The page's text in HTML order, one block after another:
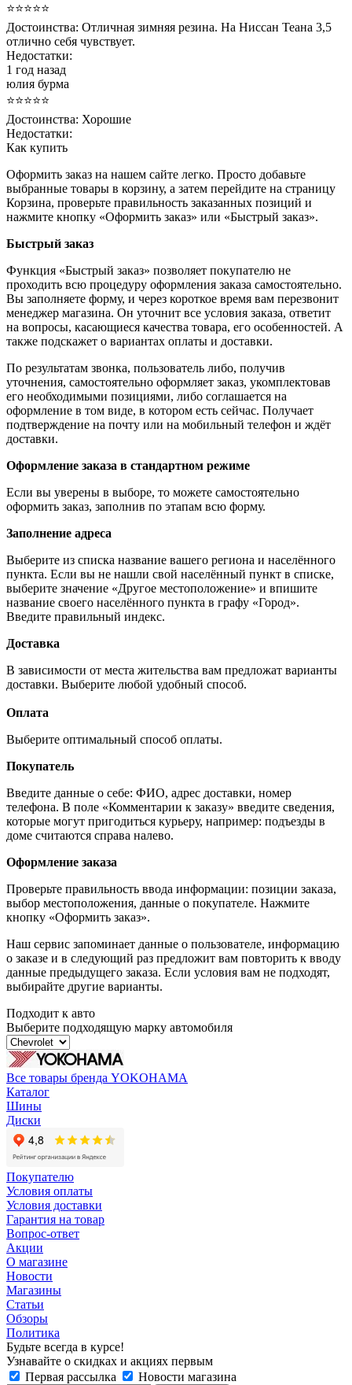
⭐⭐⭐⭐⭐
Достоинства: Отличная зимняя резина. На Ниссан Теана 3,5
отлично себя чувствует.
Недостатки:
1 год назад
юлия бурма
⭐⭐⭐⭐⭐
Достоинства: Хорошие
Недостатки:
Как купить
Оформить заказ на нашем сайте легко. Просто добавьте
выбранные товары в корзину, а затем перейдите на страницу
Корзина, проверьте правильность заказанных позиций и
нажмите кнопку «Оформить заказ» или «Быстрый заказ».
Быстрый заказ
Функция «Быстрый заказ» позволяет покупателю не
проходить всю процедуру оформления заказа самостоятельно.
Вы заполняете форму, и через короткое время вам перезвонит
менеджер магазина. Он уточнит все условия заказа, ответит
на вопросы, касающиеся качества товара, его особенностей. А
также подскажет о вариантах оплаты и доставки.
По результатам звонка, пользователь либо, получив
уточнения, самостоятельно оформляет заказ, укомплектовав
его необходимыми позициями, либо соглашается на
оформление в том виде, в котором есть сейчас. Получает
подтверждение на почту или на мобильный телефон и ждёт
доставки.
Оформление заказа в стандартном режиме
Если вы уверены в выборе, то можете самостоятельно
оформить заказ, заполнив по этапам всю форму.
Заполнение адреса
Выберите из списка название вашего региона и населённого
пункта. Если вы не нашли свой населённый пункт в списке,
выберите значение «Другое местоположение» и впишите
название своего населённого пункта в графу «Город».
Введите правильный индекс.
Доставка
В зависимости от места жительства вам предложат варианты
доставки. Выберите любой удобный способ.
Оплата
Выберите оптимальный способ оплаты.
Покупатель
Введите данные о себе: ФИО, адрес доставки, номер
телефона. В поле «Комментарии к заказу» введите сведения,
которые могут пригодиться курьеру, например: подъезды в
доме считаются справа налево.
Оформление заказа
Проверьте правильность ввода информации: позиции заказа,
выбор местоположения, данные о покупателе. Нажмите
кнопку «Оформить заказ».
Наш сервис запоминает данные о пользователе, информацию
о заказе и в следующий раз предложит вам повторить к вводу
данные предыдущего заказа. Если условия вам не подходят,
выбирайте другие варианты.
Подходит к авто
Выберите подходящую марку автомобиля
Все товары бренда YOKOHAMA
Каталог
Шины
Диски
Покупателю
Условия оплаты
Условия доставки
Гарантия на товар
Вопрос-ответ
Акции
О магазине
Новости
Магазины
Статьи
Обзоры
Политика
Будьте всегда в курсе!
Узнавайте о скидках и акциях первым
Первая рассылка
Новости магазина